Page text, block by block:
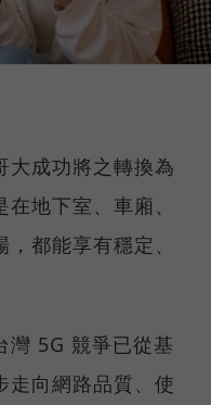
大成功將之轉換為
地下室、車廂、
都能享有穩定、
灣 5G 競爭已從基
走向網路品質、使